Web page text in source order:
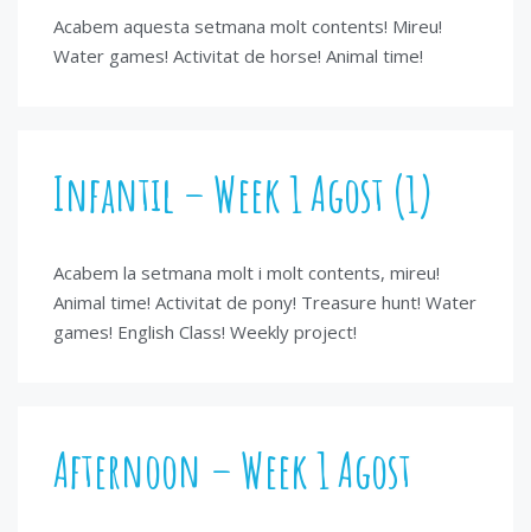
Acabem aquesta setmana molt contents! Mireu!
Water games! Activitat de horse! Animal time!
Infantil – Week 1 Agost (1)
Acabem la setmana molt i molt contents, mireu!
Animal time! Activitat de pony! Treasure hunt! Water
games! English Class! Weekly project!
Afternoon – Week 1 Agost